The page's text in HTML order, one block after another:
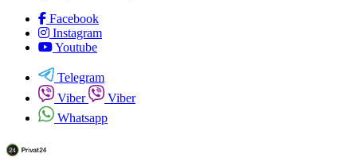
Facebook
Instagram
Youtube
Telegram
Viber
Viber
Whatsapp